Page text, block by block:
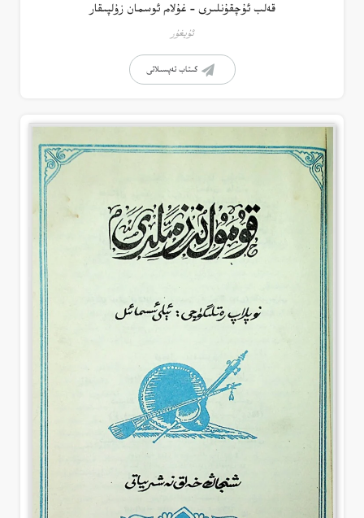
قەلب ئۇچقۇنلىرى – غۇلام ئوسمان زۇلپىقار
ئۇيغۇر
كىتاب تەپسىلاتى